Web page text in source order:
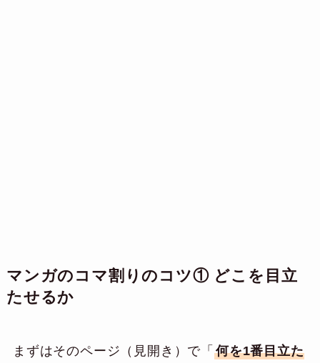
マンガのコマ割りのコツ① どこを目立
たせるか
まずはそのページ（見開き）で「何を1番目立た